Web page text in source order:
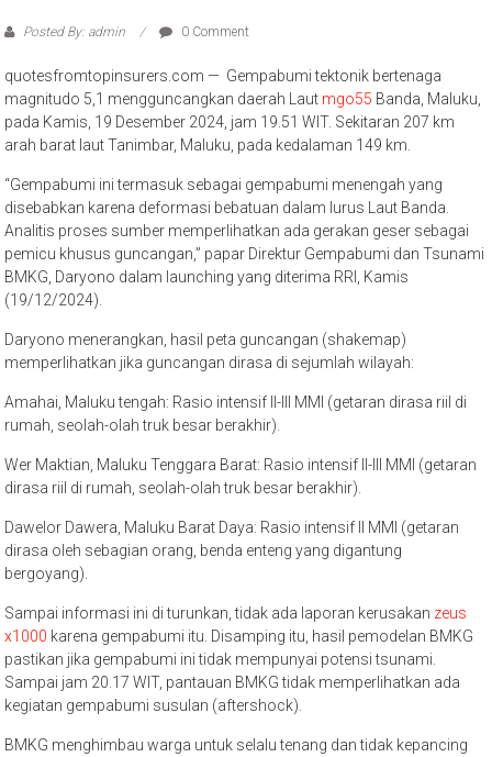
Posted By: admin 0 Comment
quotesfromtopinsurers.com — Gempabumi tektonik bertenaga
magnitudo 5,1 mengguncangkan daerah Laut mgo55 Banda, Maluku,
pada Kamis, 19 Desember 2024, jam 19.51 WIT. Sekitaran 207 km
arah barat laut Tanimbar, Maluku, pada kedalaman 149 km.
“Gempabumi ini termasuk sebagai gempabumi menengah yang
disebabkan karena deformasi bebatuan dalam lurus Laut Banda.
Analitis proses sumber memperlihatkan ada gerakan geser sebagai
pemicu khusus guncangan,” papar Direktur Gempabumi dan Tsunami
BMKG, Daryono dalam launching yang diterima RRI, Kamis
(19/12/2024).
Daryono menerangkan, hasil peta guncangan (shakemap)
memperlihatkan jika guncangan dirasa di sejumlah wilayah:
Amahai, Maluku tengah: Rasio intensif II-III MMI (getaran dirasa riil di
rumah, seolah-olah truk besar berakhir).
Wer Maktian, Maluku Tenggara Barat: Rasio intensif II-III MMI (getaran
dirasa riil di rumah, seolah-olah truk besar berakhir).
Dawelor Dawera, Maluku Barat Daya: Rasio intensif II MMI (getaran
dirasa oleh sebagian orang, benda enteng yang digantung
bergoyang).
Sampai informasi ini di turunkan, tidak ada laporan kerusakan zeus
x1000 karena gempabumi itu. Disamping itu, hasil pemodelan BMKG
pastikan jika gempabumi ini tidak mempunyai potensi tsunami.
Sampai jam 20.17 WIT, pantauan BMKG tidak memperlihatkan ada
kegiatan gempabumi susulan (aftershock).
BMKG menghimbau warga untuk selalu tenang dan tidak kepancing